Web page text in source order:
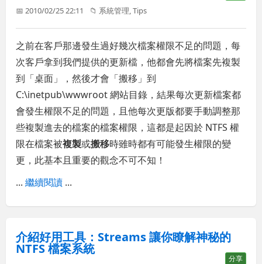
📅 2010/02/25 22:11 📁 系統管理 ,Tips
之前在客戶那邊發生過好幾次檔案權限不足的問題，每
次客戶拿到我們提供的更新檔，他都會先將檔案先複製
到「桌面」，然後才會「搬移」到
C:\inetpub\wwwroot 網站目錄，結果每次更新檔案都
會發生權限不足的問題，且他每次更版都要手動調整那
些複製進去的檔案的檔案權限，這都是起因於 NTFS 權
限在檔案被複製或搬移時雖時都有可能發生權限的變
更，此基本且重要的觀念不可不知！
...繼續閱讀 ...
介紹好用工具：Streams 讓你瞭解神秘的
NTFS 檔案系統
分享